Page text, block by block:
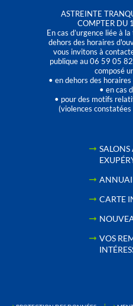
ASTREINTE
COMPTER DU
En cas d’urgence liée à
dehors des horaires
vous invitons à
publique au 06 59 05
composé
• en dehors des
• en cas
• pour des motifs
(violences
CARTE
VOS